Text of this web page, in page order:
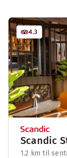
4.3
Scandic
1.2 km til